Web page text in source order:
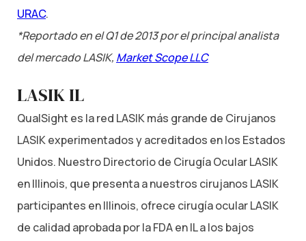
URAC.
*Reportado en el Q1 de 2013 por el principal analista
del mercado LASIK, Market Scope LLC
LASIK IL
QualSight es la red LASIK más grande de Cirujanos
LASIK experimentados y acreditados en los Estados
Unidos. Nuestro Directorio de Cirugía Ocular LASIK
en Illinois, que presenta a nuestros cirujanos LASIK
participantes en Illinois, ofrece cirugía ocular LASIK
de calidad aprobada por la FDA en IL a los bajos